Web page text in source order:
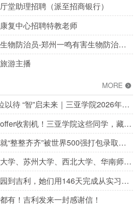
堂助理招聘（派至招商银行）
复中心招聘特教老师
物防治员-郑州一鸣有害生物防治有
游主播
MORE
以待 “智”启未来｜三亚学院2026年春
会火爆现场直击
收割机！三亚学院这些同学，藏不
“整整齐齐”被世界500强打包录取？
拼天赋，拼成长！
学、苏州大学、西北大学、华南师范
武汉理工大学、华中师范大学已录
到吉利，她们用146天完成从实习到
有！吉利发来一封感谢信！